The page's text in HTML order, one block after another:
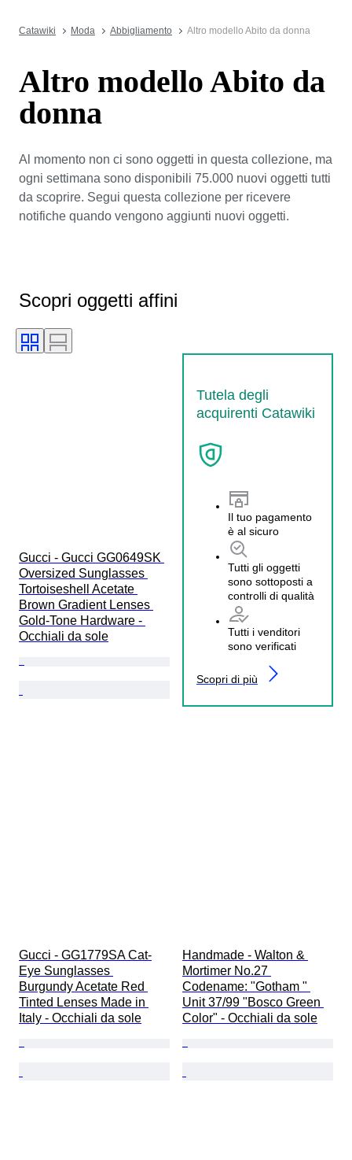
Catawiki Moda Abbigliamento Altro modello Abito da donna
Altro modello Abito da
donna
Al momento non ci sono oggetti in questa collezione, ma
ogni settimana sono disponibili 75.000 nuovi oggetti tutti
da scoprire. Segui questa collezione per ricevere
notifiche quando vengono aggiunti nuovi oggetti.
Scopri oggetti affini
Tutela degli
acquirenti Catawiki
Il tuo pagamento
è al sicuro
Tutti gli oggetti
sono sottoposti a
controlli di qualità
Tutti i venditori
sono verificati
Scopri di più
Gucci - Gucci GG0649SK
Oversized Sunglasses
Tortoiseshell Acetate
Brown Gradient Lenses
Gold-Tone Hardware -
Occhiali da sole
Gucci - GG1779SA Cat-
Eye Sunglasses
Burgundy Acetate Red
Tinted Lenses Made in
Italy - Occhiali da sole
Handmade - Walton &
Mortimer No.27
Codename: "Gotham "
Unit 37/99 "Bosco Green
Color" - Occhiali da sole